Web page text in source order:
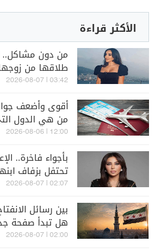
الأكثر قراءة
من دون مشاكل..
طلاقها من
03:42 | 2026-08-07
أقوى وأضعف
من هي الدول
12:00 | 2026-08-06
بأجواء فاخرة..
تحتفل بزفاف
02:07 | 2026-08-07
بين رسائل
هل تبدأ صفحة
وسوريا - الشرع؟
02:00 | 2026-08-07